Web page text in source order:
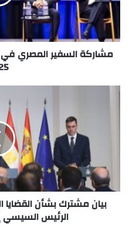
مشاركة السفير المصري
بيان مشترك بشأن القضايا
الرئيس السيسي